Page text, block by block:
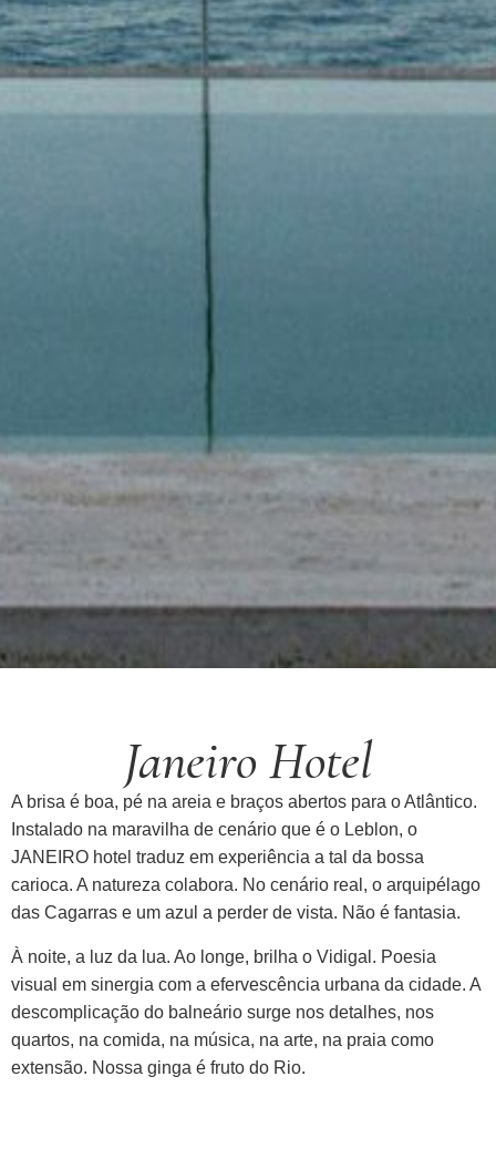
Janeiro Hotel
A brisa é boa, pé na areia e braços abertos para o Atlântico.
Instalado na maravilha de cenário que é o Leblon, o
JANEIRO hotel traduz em experiência a tal da bossa
carioca. A natureza colabora. No cenário real, o arquipélago
das Cagarras e um azul a perder de vista. Não é fantasia.
À noite, a luz da lua. Ao longe, brilha o Vidigal. Poesia
visual em sinergia com a efervescência urbana da cidade. A
descomplicação do balneário surge nos detalhes, nos
quartos, na comida, na música, na arte, na praia como
extensão. Nossa ginga é fruto do Rio.